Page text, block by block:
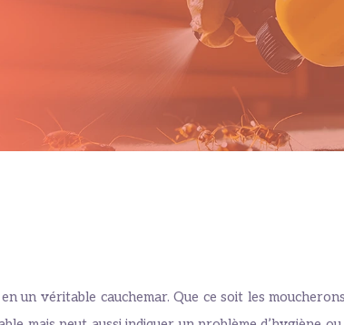
véritable cauchemar. Que ce soit les